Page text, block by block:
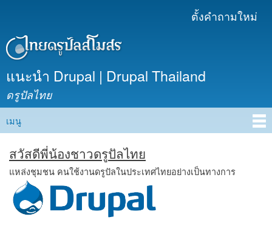
เนื้อหา
ตั้งคำถามใหม่
แนะนำ Drupal | Drupal Thailand
ดรูปัลไทย
Main menu
เมนู
สวัสดีพี่น้องชาวดรูปัลไทย
แหล่งชุมชน คนใช้งานดรูปัลในประเทศไทยอย่างเป็นทางการ